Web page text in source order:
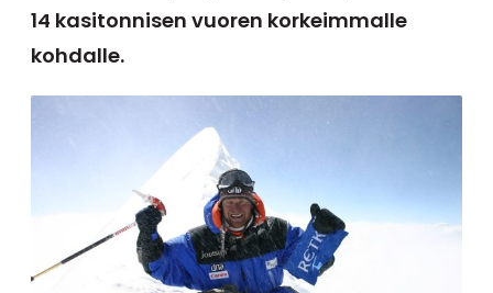
14 kasitonnisen vuoren korkeimmalle
kohdalle.